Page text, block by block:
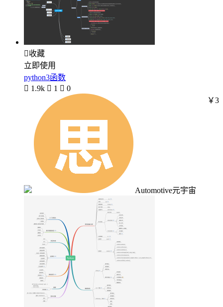
收藏
立即使用
python3函数
 1.9k  1  0
Automotive元宇宙
￥3